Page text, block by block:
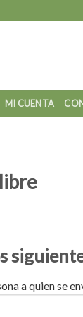
MI CUENTA
a quien se